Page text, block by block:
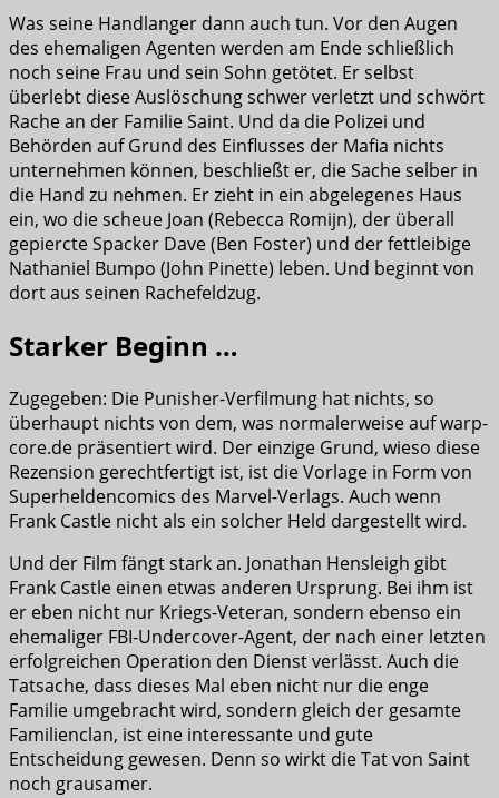
Was seine Handlanger dann auch tun. Vor den Augen
des ehemaligen Agenten werden am Ende schließlich
noch seine Frau und sein Sohn getötet. Er selbst
überlebt diese Auslöschung schwer verletzt und schwört
Rache an der Familie Saint. Und da die Polizei und
Behörden auf Grund des Einflusses der Mafia nichts
unternehmen können, beschließt er, die Sache selber in
die Hand zu nehmen. Er zieht in ein abgelegenes Haus
ein, wo die scheue Joan (Rebecca Romijn), der überall
gepiercte Spacker Dave (Ben Foster) und der fettleibige
Nathaniel Bumpo (John Pinette) leben. Und beginnt von
dort aus seinen Rachefeldzug.
Starker Beginn …
Zugegeben: Die Punisher-Verfilmung hat nichts, so
überhaupt nichts von dem, was normalerweise auf warp-
core.de präsentiert wird. Der einzige Grund, wieso diese
Rezension gerechtfertigt ist, ist die Vorlage in Form von
Superheldencomics des Marvel-Verlags. Auch wenn
Frank Castle nicht als ein solcher Held dargestellt wird.
Und der Film fängt stark an. Jonathan Hensleigh gibt
Frank Castle einen etwas anderen Ursprung. Bei ihm ist
er eben nicht nur Kriegs-Veteran, sondern ebenso ein
ehemaliger FBI-Undercover-Agent, der nach einer letzten
erfolgreichen Operation den Dienst verlässt. Auch die
Tatsache, dass dieses Mal eben nicht nur die enge
Familie umgebracht wird, sondern gleich der gesamte
Familienclan, ist eine interessante und gute
Entscheidung gewesen. Denn so wirkt die Tat von Saint
noch grausamer.